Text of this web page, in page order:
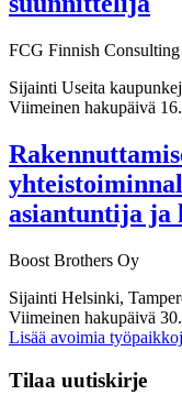
FCG Finnish
Sijainti Useita
Viimeinen hakupäivä
asiantuntija ja
Boost Brothers Oy
Sijainti Helsinki,
Viimeinen hakupäivä
Lisää avoimia
Tilaa uutiskirje